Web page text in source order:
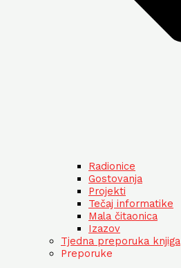
Radionice
Gostovanja
Projekti
Tečaj informatike
Mala čitaonica
Izazov
Tjedna preporuka knjiga
Preporuke